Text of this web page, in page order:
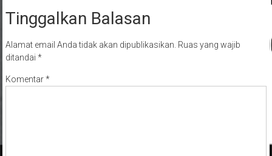
Tinggalkan Balasan
Alamat email Anda tidak akan dipublikasikan. Ruas yang wajib
ditandai *
Komentar*